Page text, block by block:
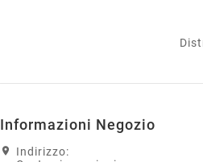
Informazioni Negozio
Indirizzo: